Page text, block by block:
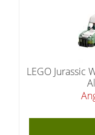
LEGO Jurassic